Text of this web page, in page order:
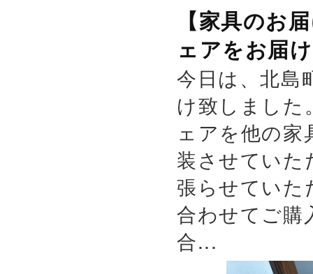
【家具のお
ェアをお届
今日は、北島
け致しまし
ェアを他の
装させていた
張らせていた
合わせてご購
合...